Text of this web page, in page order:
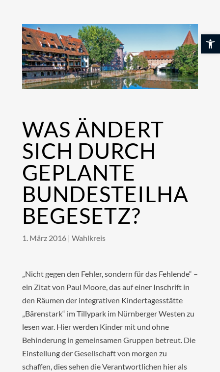
content
WAS ÄNDERT
SICH DURCH
GEPLANTE
BUNDESTEILHA
BEGESETZ?
1. März 2016| Wahlkreis
„Nicht gegen den Fehler, sondern für das Fehlende“ –
ein Zitat von Paul Moore, das auf einer Inschrift in
den Räumen der integrativen Kindertagesstätte
„Bärenstark“ im Tillypark im Nürnberger Westen zu
lesen war. Hier werden Kinder mit und ohne
Behinderung in gemeinsamen Gruppen betreut. Die
Einstellung der Gesellschaft von morgen zu
schaffen, dies sehen die Verantwortlichen hier als